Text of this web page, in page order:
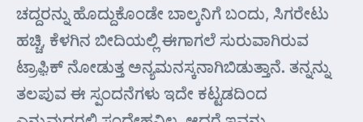
ಚದ್ದರನ್ನು ಹೊದ್ದುಕೊಂಡೇ ಬಾಲ್ಕನಿಗೆ ಬಂದು, ಸಿಗರೇಟು
ಹಚ್ಚಿ, ಕೆಳಗಿನ ಬೀದಿಯಲ್ಲಿ ಈಗಾಗಲೆ ಸುರುವಾಗಿರುವ
ಟ್ರಾಫ಼ಿಕ್ ನೋಡುತ್ತ ಅನ್ಯಮನಸ್ಕನಾಗಿಬಿಡುತ್ತಾನೆ. ತನ್ನನ್ನು
ತಲಪುವ ಈ ಸ್ಪಂದನೆಗಳು ಇದೇ ಕಟ್ಟಡದಿಂದ